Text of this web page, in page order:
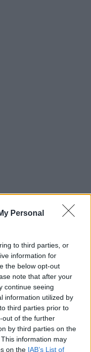
Personal
to third parties, or
information for
the below opt-out
note that after your
continue seeing
information utilized by
third parties prior to
out of the further
by third parties on the
information may
on the IAB’s List of